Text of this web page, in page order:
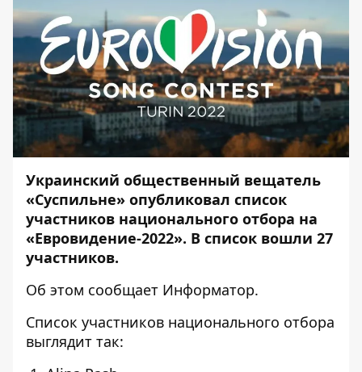
Украинский общественный вещатель
«Суспильне» опубликовал список
участников национального отбора на
«Евровидение-2022». В список вошли 27
участников.
Об этом сообщает Информатор.
Список участников национального отбора
выглядит так: